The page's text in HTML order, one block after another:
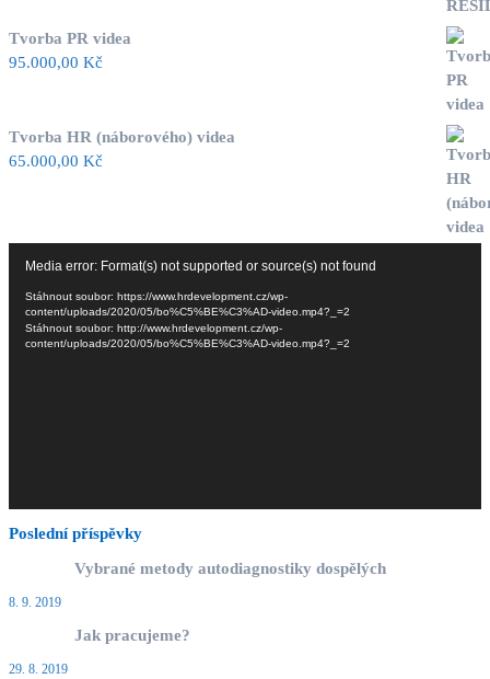
Tvorba PR videa
95.000,00 Kč
Tvorba HR (náborového) videa
65.000,00 Kč
Media error: Format(s) not supported or source(s) not found
Stáhnout soubor: https://www.hrdevelopment.cz/wp-
content/uploads/2020/05/bo%C5%BE%C3%AD-video.mp4?_=2
Stáhnout soubor: http://www.hrdevelopment.cz/wp-
content/uploads/2020/05/bo%C5%BE%C3%AD-video.mp4?_=2
Poslední příspěvky
Vybrané metody autodiagnostiky dospělých
8. 9. 2019
Jak pracujeme?
29. 8. 2019